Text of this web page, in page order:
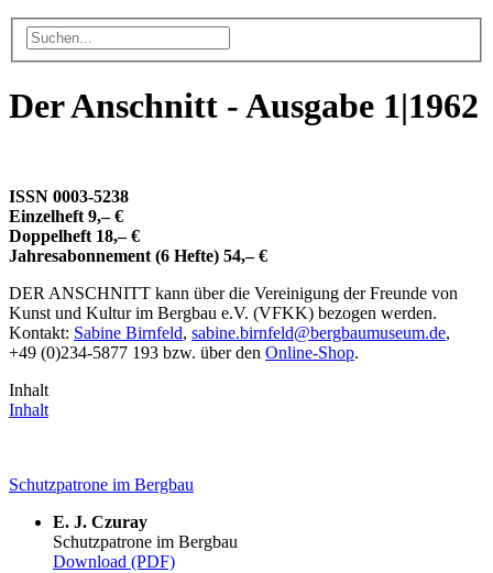
Der Anschnitt - Ausgabe 1|1962
ISSN 0003-5238
Einzelheft 9,– €
Doppelheft 18,– €
Jahresabonnement (6 Hefte) 54,– €
DER ANSCHNITT kann über die Vereinigung der Freunde von
Kunst und Kultur im Bergbau e.V. (VFKK) bezogen werden.
Kontakt: Sabine Birnfeld, sabine.birnfeld@bergbaumuseum.de,
+49 (0)234-5877 193 bzw. über den Online-Shop.
Inhalt
Inhalt
Schutzpatrone im Bergbau
E. J. Czuray
Schutzpatrone im Bergbau
Download (PDF)